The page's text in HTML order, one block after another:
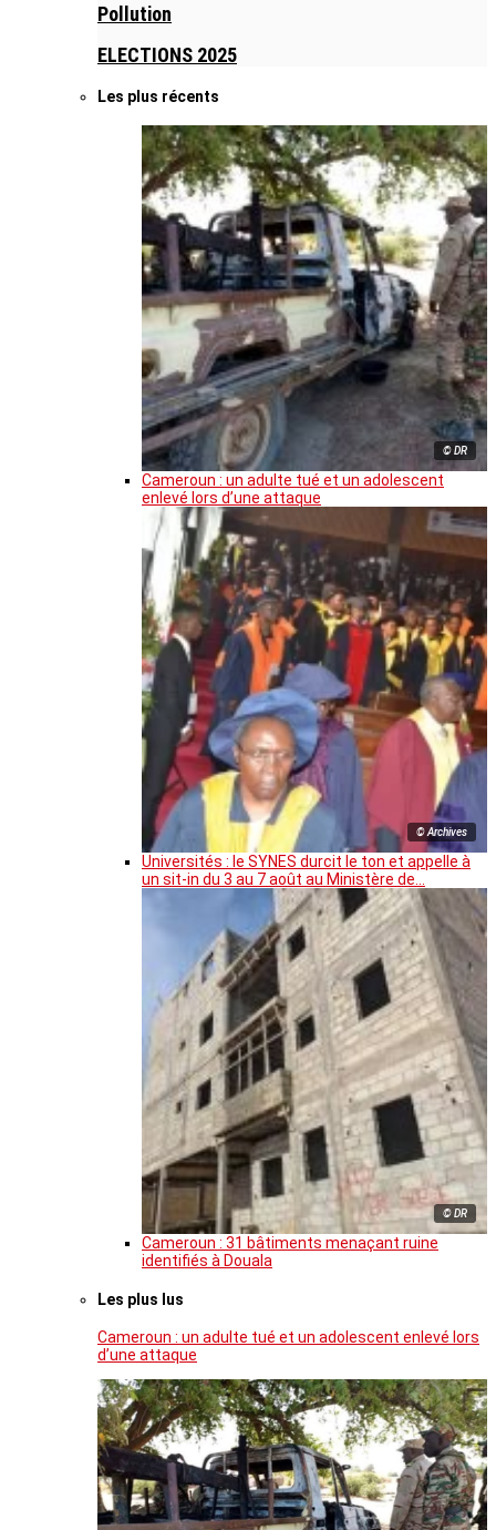
Pollution
ELECTIONS 2025
Les plus récents
© DR
Cameroun : un adulte tué et un adolescent
enlevé lors d’une attaque
© Archives
Universités : le SYNES durcit le ton et appelle à
un sit-in du 3 au 7 août au Ministère de…
© DR
Cameroun : 31 bâtiments menaçant ruine
identifiés à Douala
Les plus lus
Cameroun : un adulte tué et un adolescent enlevé lors
d’une attaque